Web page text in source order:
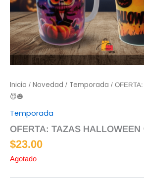
Inicio / Novedad / Temporada /
😈🎃
Temporada
OFERTA: TAZAS HALLOWEEN
$23.00
Agotado